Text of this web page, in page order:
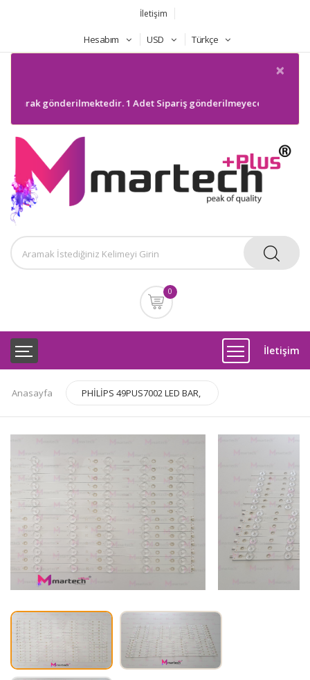
İletişim
Hesabım USD Türkçe
×
gönderilmektedir. 1 Adet Sipariş gönderilmeyecektir.
0
İletişim
Anasayfa PHİLİPS 49PUS7002 LED BAR,